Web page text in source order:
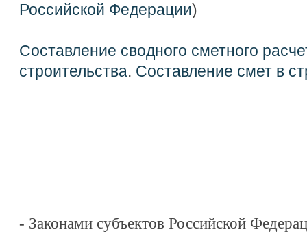
Российской Федерации)
Составление сводного сметного
строительства. Составление смет в
- Законами субъектов Российской